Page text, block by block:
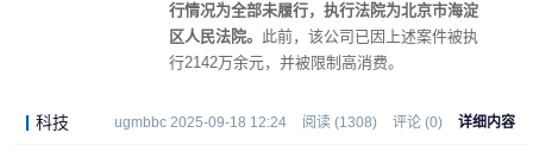
行情况为全部未履行，执行法院为北京市海淀
区人民法院。 此前，该公司已因上述案件被执
行2142万余元，并被限制高消费。
科技 ugmbbc 2025-09-18 12:24 阅读 (1308) 评论 (0) 详细内容